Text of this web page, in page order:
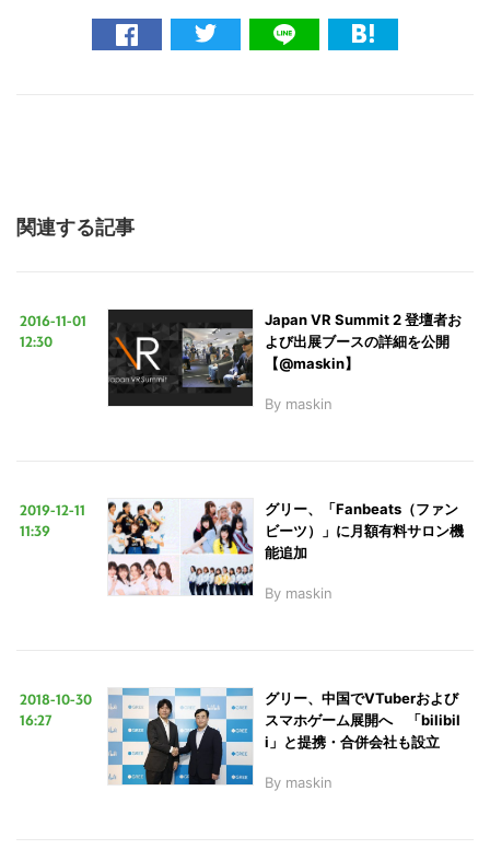
関連する記事
2016-11-01
12:30
Japan VR Summit 2 登壇者お
よび出展ブースの詳細を公開
【@maskin】
By maskin
2019-12-11
11:39
グリー、「Fanbeats（ファン
ビーツ）」に月額有料サロン機
能追加
By maskin
2018-10-30
16:27
グリー、中国でVTuberおよび
スマホゲーム展開へ 「bilibil
i」と提携・合併会社も設立
By maskin